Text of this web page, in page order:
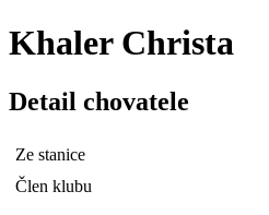
Khaler Christa
Detail chovatele
Ze stanice
Člen klubu